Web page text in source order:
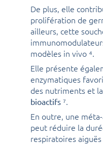
De plus, elle
prolifération de
ailleurs, cette
modèles in vivo ⁴.
Elle présente
enzymatiques
des nutriments et la
bioactifs ⁷.
En outre, une
peut réduire la
respiratoires aiguës